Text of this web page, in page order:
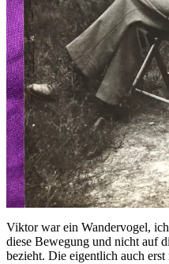
Viktor war ein Wandervogel,
diese Bewegung und nicht auf
bezieht. Die eigentlich auch